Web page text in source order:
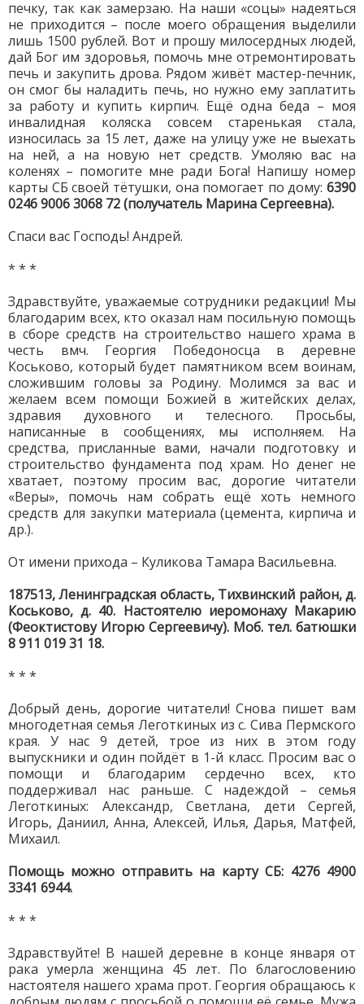
печку, так как замерзаю. На наши «соцы» надеяться
не приходится – после моего обращения выделили
лишь 1500 рублей. Вот и прошу милосердных людей,
дай Бог им здоровья, помочь мне отремонтировать
печь и закупить дрова. Рядом живёт мастер-печник,
он смог бы наладить печь, но нужно ему заплатить
за работу и купить кирпич. Ещё одна беда – моя
инвалидная коляска совсем старенькая стала,
износилась за 15 лет, даже на улицу уже не выехать
на ней, а на новую нет средств. Умоляю вас на
коленях – помогите мне ради Бога! Напишу номер
карты СБ своей тётушки, она помогает по дому: 6390
0246 9006 3068 72 (получатель Марина Сергеевна).
Спаси вас Господь! Андрей.
* * *
Здравствуйте, уважаемые сотрудники редакции! Мы
благодарим всех, кто оказал нам посильную помощь
в сборе средств на строительство нашего храма в
честь вмч. Георгия Победоносца в деревне
Коськово, который будет памятником всем воинам,
сложившим головы за Родину. Молимся за вас и
желаем всем помощи Божией в житейских делах,
здравия духовного и телесного. Просьбы,
написанные в сообщениях, мы исполняем. На
средства, присланные вами, начали подготовку и
строительство фундамента под храм. Но денег не
хватает, поэтому просим вас, дорогие читатели
«Веры», помочь нам собрать ещё хоть немного
средств для закупки материала (цемента, кирпича и
др.).
От имени прихода – Куликова Тамара Васильевна.
187513, Ленинградская область, Тихвинский район, д.
Коськово, д. 40. Настоятелю иеромонаху Макарию
(Феоктистову Игорю Сергеевичу). Моб. тел. батюшки
8 911 019 31 18.
* * *
Добрый день, дорогие читатели! Снова пишет вам
многодетная семья Леготкиных из с. Сива Пермского
края. У нас 9 детей, трое из них в этом году
выпускники и один пойдёт в 1-й класс. Просим вас о
помощи и благодарим сердечно всех, кто
поддерживал нас раньше. С надеждой – семья
Леготкиных: Александр, Светлана, дети Сергей,
Игорь, Даниил, Анна, Алексей, Илья, Дарья, Матфей,
Михаил.
Помощь можно отправить на карту СБ: 4276 4900
3341 6944.
* * *
Здравствуйте! В нашей деревне в конце января от
рака умерла женщина 45 лет. По благословению
настоятеля нашего храма прот. Георгия обращаюсь к